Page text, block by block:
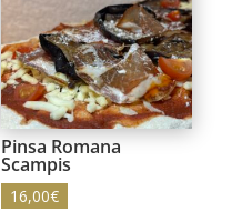
Pinsa Romana
Scampis
16,00€